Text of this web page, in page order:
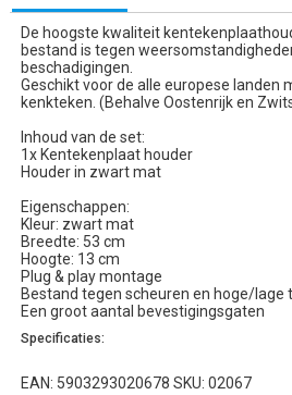
De hoogste kwaliteit
bestand is tegen
beschadigingen.
Geschikt voor de alle europese landen
kenkteken. (Behalve Oostenrijk en
Inhoud van de set:
1x Kentekenplaat houder
Houder in zwart mat
Eigenschappen:
Kleur: zwart mat
Breedte: 53 cm
Hoogte: 13 cm
Plug & play montage
Bestand tegen scheuren en hoge/lage
Een groot aantal bevestigingsgaten
Specificaties:
EAN: 5903293020678 SKU: 02067